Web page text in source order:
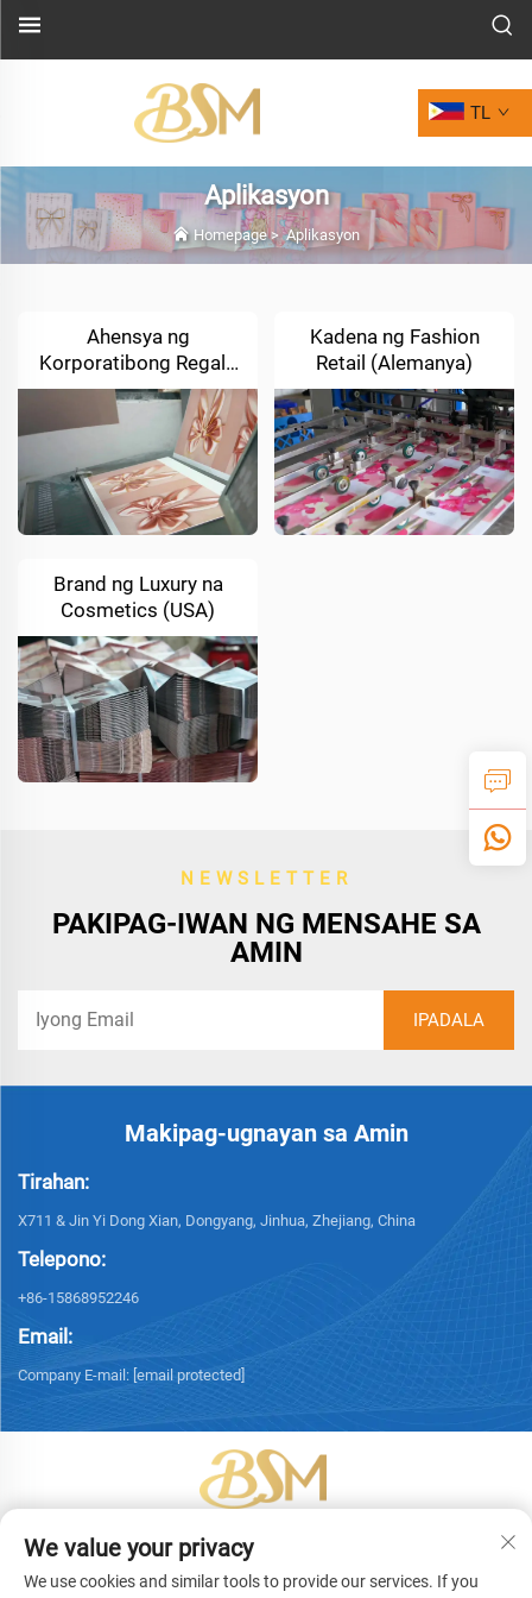
TL
Aplikasyon
Homepage>Aplikasyon
Ahensya ng
Korporatibong Regalo
(UAE)
Kadena ng Fashion
Retail (Alemanya)
Brand ng Luxury na
Cosmetics (USA)
NEWSLETTER
PAKIPAG-IWAN NG MENSAHE SA
AMIN
Makipag-ugnayan sa Amin
Tirahan:
X711 & Jin Yi Dong Xian, Dongyang, Jinhua, Zhejiang, China
Telepono:
+86-15868952246
Email:
Company E-mail: [email protected]
Copyright © 2026 Yiwu Bingsheng Packaging Technology Co., Ltd. Lahat
ng karapatan ay nakareserba. -Patakaran sa Pagkakapribado
We value your privacy
We use cookies and similar tools to provide our services. If you